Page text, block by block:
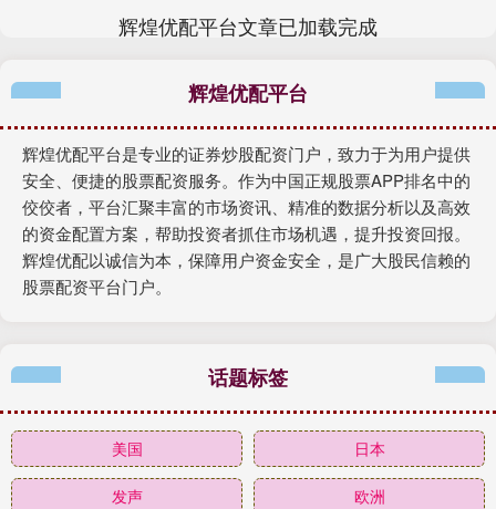
辉煌优配平台文章已加载完成
辉煌优配平台
辉煌优配平台是专业的证券炒股配资门户，致力于为用户提供
安全、便捷的股票配资服务。作为中国正规股票APP排名中的
佼佼者，平台汇聚丰富的市场资讯、精准的数据分析以及高效
的资金配置方案，帮助投资者抓住市场机遇，提升投资回报。
辉煌优配以诚信为本，保障用户资金安全，是广大股民信赖的
股票配资平台门户。
话题标签
美国 日本
发声 欧洲